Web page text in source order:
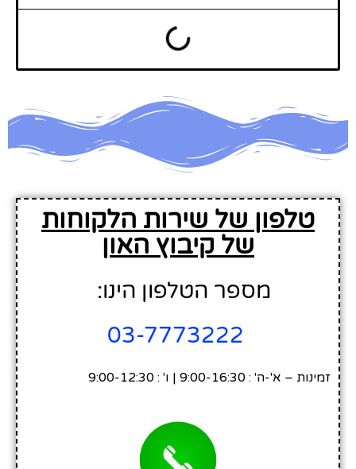
טלפון של שירות הלקוחות
של קיבוץ האון
מספר הטלפון הינו:
זמינות – א'-ה' : 9:00-16:30 | ו' : 9:00-12:30